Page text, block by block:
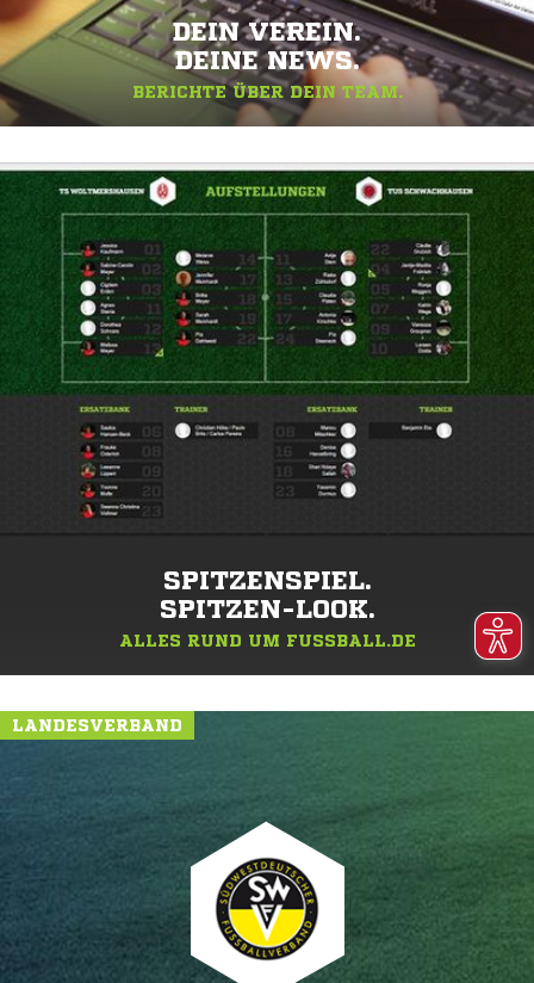
DEIN VEREIN.
DEINE NEWS.
BERICHTE ÜBER DEIN TEAM.
SPITZENSPIEL.
SPITZEN-LOOK.
ALLES RUND UM FUSSBALL.DE
LANDESVERBAND